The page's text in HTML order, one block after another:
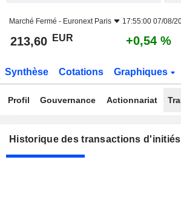
Marché Fermé - Euronext Paris 17:55:00 07/08/
213,60 EUR +0,54 %
Synthèse Cotations Graphiques
Profil Gouvernance Actionnariat
Historique des transactions d'initiés